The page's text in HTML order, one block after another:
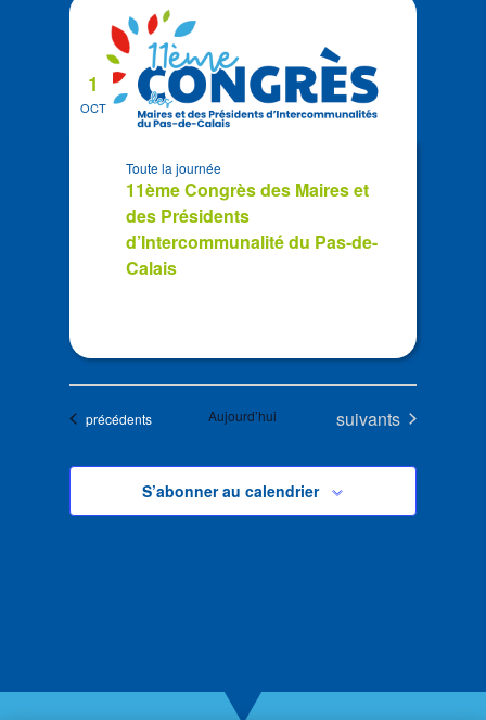
OCT
1
11ème Congrès des Maires et
des Présidents
d’Intercommunalité du Pas-de-
Calais
Toute la journée
Évènements
précédents Aujourd’hui Évènements
suivants
S’abonner au calendrier